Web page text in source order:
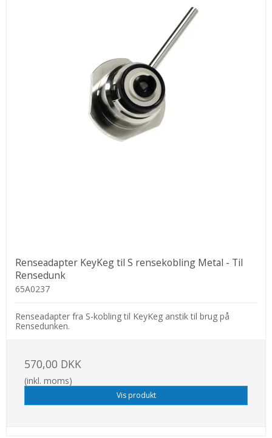
Renseadapter KeyKeg til S rensekobling Metal - Til
Rensedunk
65A0237
Renseadapter fra S-kobling til KeyKeg anstik til brug på
Rensedunken.
570,00 DKK
(inkl. moms)
Vis produkt